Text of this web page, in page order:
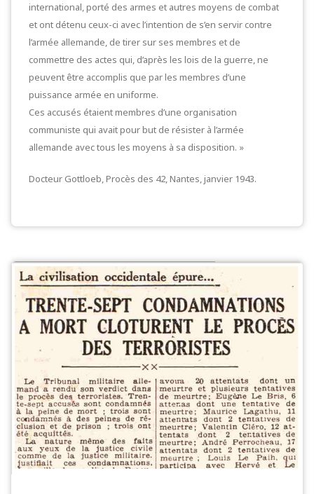
international, porté des armes et autres moyens de combat
et ont détenu ceux-ci avec l’intention de s’en servir contre
l’armée allemande, de tirer sur ses membres et de
commettre des actes qui, d’après les lois de la guerre, ne
peuvent être accomplis que par les membres d’une
puissance armée en uniforme.
Ces accusés étaient membres d’une organisation
communiste qui avait pour but de résister à l’armée
allemande avec tous les moyens à sa disposition. »
Docteur Gottloeb, Procès des 42, Nantes, janvier 1943.